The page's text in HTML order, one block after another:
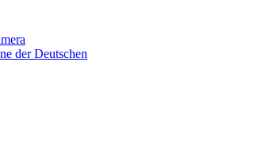
der Deutschen